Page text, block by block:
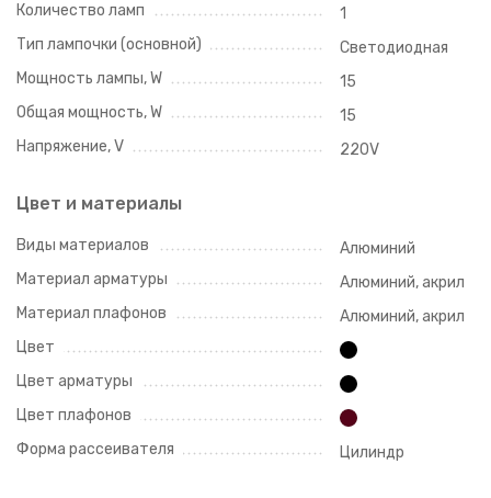
Количество ламп
1
Тип лампочки (основной)
Светодиодная
Мощность лампы, W
15
Общая мощность, W
15
Напряжение, V
220V
Цвет и материалы
Виды материалов
Алюминий
Материал арматуры
Алюминий, акрил
Материал плафонов
Алюминий, акрил
Цвет
Цвет арматуры
Цвет плафонов
Форма рассеивателя
Цилиндр